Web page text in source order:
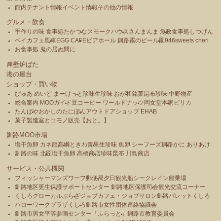
館内テナント情報イベント情報その他の情報
グルメ・飲食
手作りの味 食事処たかつな スモークハウス さんまんま 魚政食事処しつげん
ベイカフェ風車EGG CAFE ビアホール 釧路霧のビール園946sweets cheri
お食事処 鬼の居ぬ間に
岸壁炉ばた
港の屋台
ショップ・買い物
ぴゅあ めいど まーけっと珍味生珍味 おが和銘菓昆布珍味 中野物産
総合案内 MOOガイド豆コーヒー ワールドナッツ 岡女堂本家 ピリカ
たんばやおかしのたにぽんアウトドアショップ EHAB
菓子製造室とコモノ販売【おと。】
釧路MOO市場
塩干魚卵 カネ龍高綱 ときわ青果生珍味 魚卵 シーフーズ釧路かに ありあけ
釧路の味 北匠塩干魚卵 高橋商店珍味昆布 川島商店
サービス・公共機関
フィッシャーマンズワーフ郵便局夕日観光船シークレイン船乗場
釧路地区更生保護サポートセンター 釧路地区保護司会観光交流コーナー
くしろグローカルぷらざジョブカフェ・ジョブサロン釧路パレットくしろ
ハローワークプラザくしろ釧路市女性団体連絡協議会
釧路市男女平等参画センター「ふらっと」釧路市教育委員会